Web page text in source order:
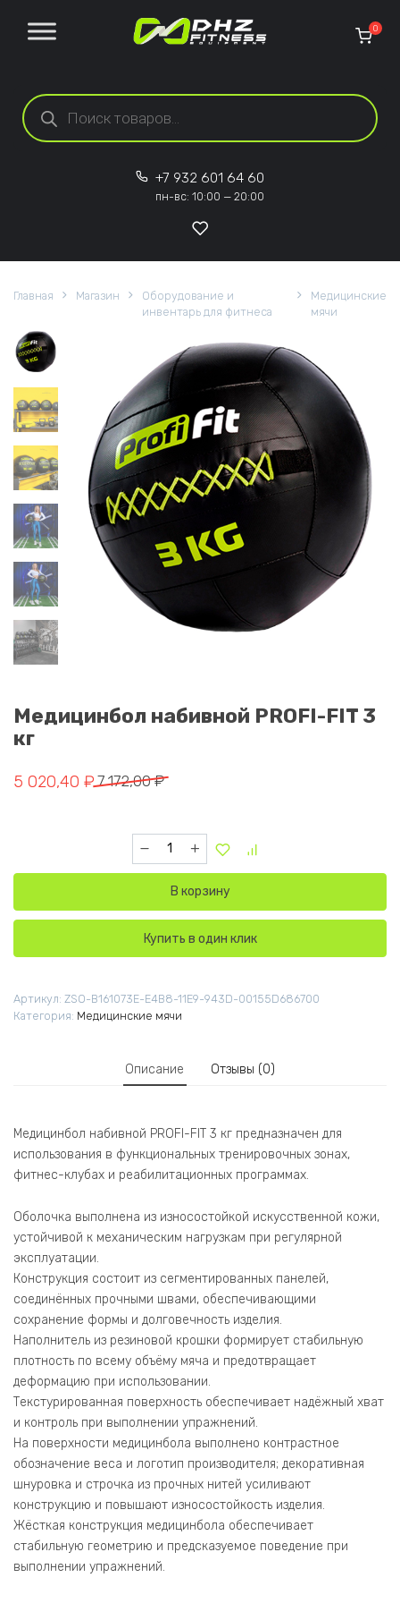
Поиск товаров
0
+7 932 601 64 60
пн-вс: 10:00 — 20:00
Главная Магазин
Оборудование и
инвентарь для фитнеса
Медицинские
мячи
Медицинбол набивной PROFI-FIT 3
кг
7 172,00₽
Первоначальная цена составляла 7 172,00 ₽.
5 020,40 ₽
Текущая цена: 5 020,40 ₽.
Количество товара Медицинбол набивной
В корзину
Купить в один клик
Артикул: ZSO-B161073E-E4B8-11E9-943D-00155D686700
Категория: Медицинские мячи
Описание Отзывы (0)
Медицинбол набивной PROFI-FIT 3 кг предназначен для
использования в функциональных тренировочных зонах,
фитнес-клубах и реабилитационных программах.
Оболочка выполнена из износостойкой искусственной кожи,
устойчивой к механическим нагрузкам при регулярной
эксплуатации.
Конструкция состоит из сегментированных панелей,
соединённых прочными швами, обеспечивающими
сохранение формы и долговечность изделия.
Наполнитель из резиновой крошки формирует стабильную
плотность по всему объёму мяча и предотвращает
деформацию при использовании.
Текстурированная поверхность обеспечивает надёжный хват
и контроль при выполнении упражнений.
На поверхности медицинбола выполнено контрастное
обозначение веса и логотип производителя; декоративная
шнуровка и строчка из прочных нитей усиливают
конструкцию и повышают износостойкость изделия.
Жёсткая конструкция медицинбола обеспечивает
стабильную геометрию и предсказуемое поведение при
выполнении упражнений.